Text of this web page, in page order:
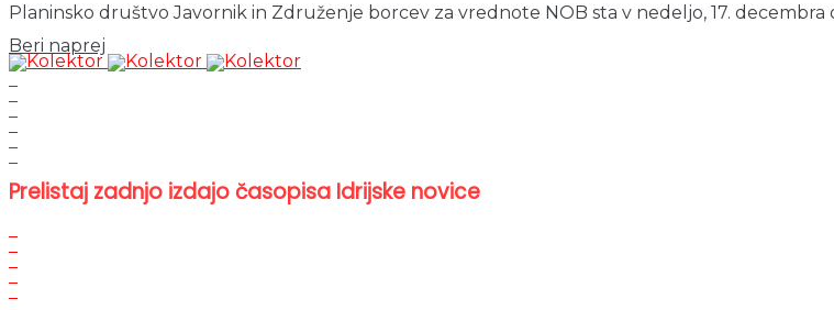
Planinsko društvo Javornik in Združenje borcev za vrednote NOB sta v nedeljo, 17. decembra
Beri naprej
Prelistaj zadnjo izdajo časopisa Idrijske novice